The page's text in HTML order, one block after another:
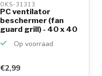
OKS-31313
PC ventilator
beschermer (fan
guard grill) - 40 x 40
Op voorraad
€2,99